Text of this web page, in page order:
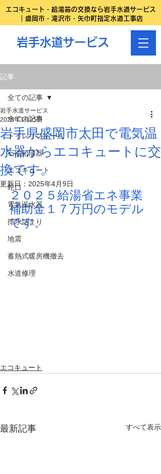
エコキュート・給湯器の交換なら岩手水道サービス
｜盛岡市・滝沢市・矢巾町指定水道工事店
岩手水道サービス
記事
全ての記事
トイレリフォーム
石油給湯器
エコキュート
蛇口
電気温水器
排水詰まり
地震
蓄熱式暖房機撤去
水道修理
全ての記事
岩手県盛岡市太田で電気温
水器からエコキュートに交
換です。
岩手水道サービス
2025年3月25日
更新日： 2025年4月9日
２０２５給湯省エネ事業
補助金１７万円のモデル
です。
エコキュート
最新記事 すべて表示